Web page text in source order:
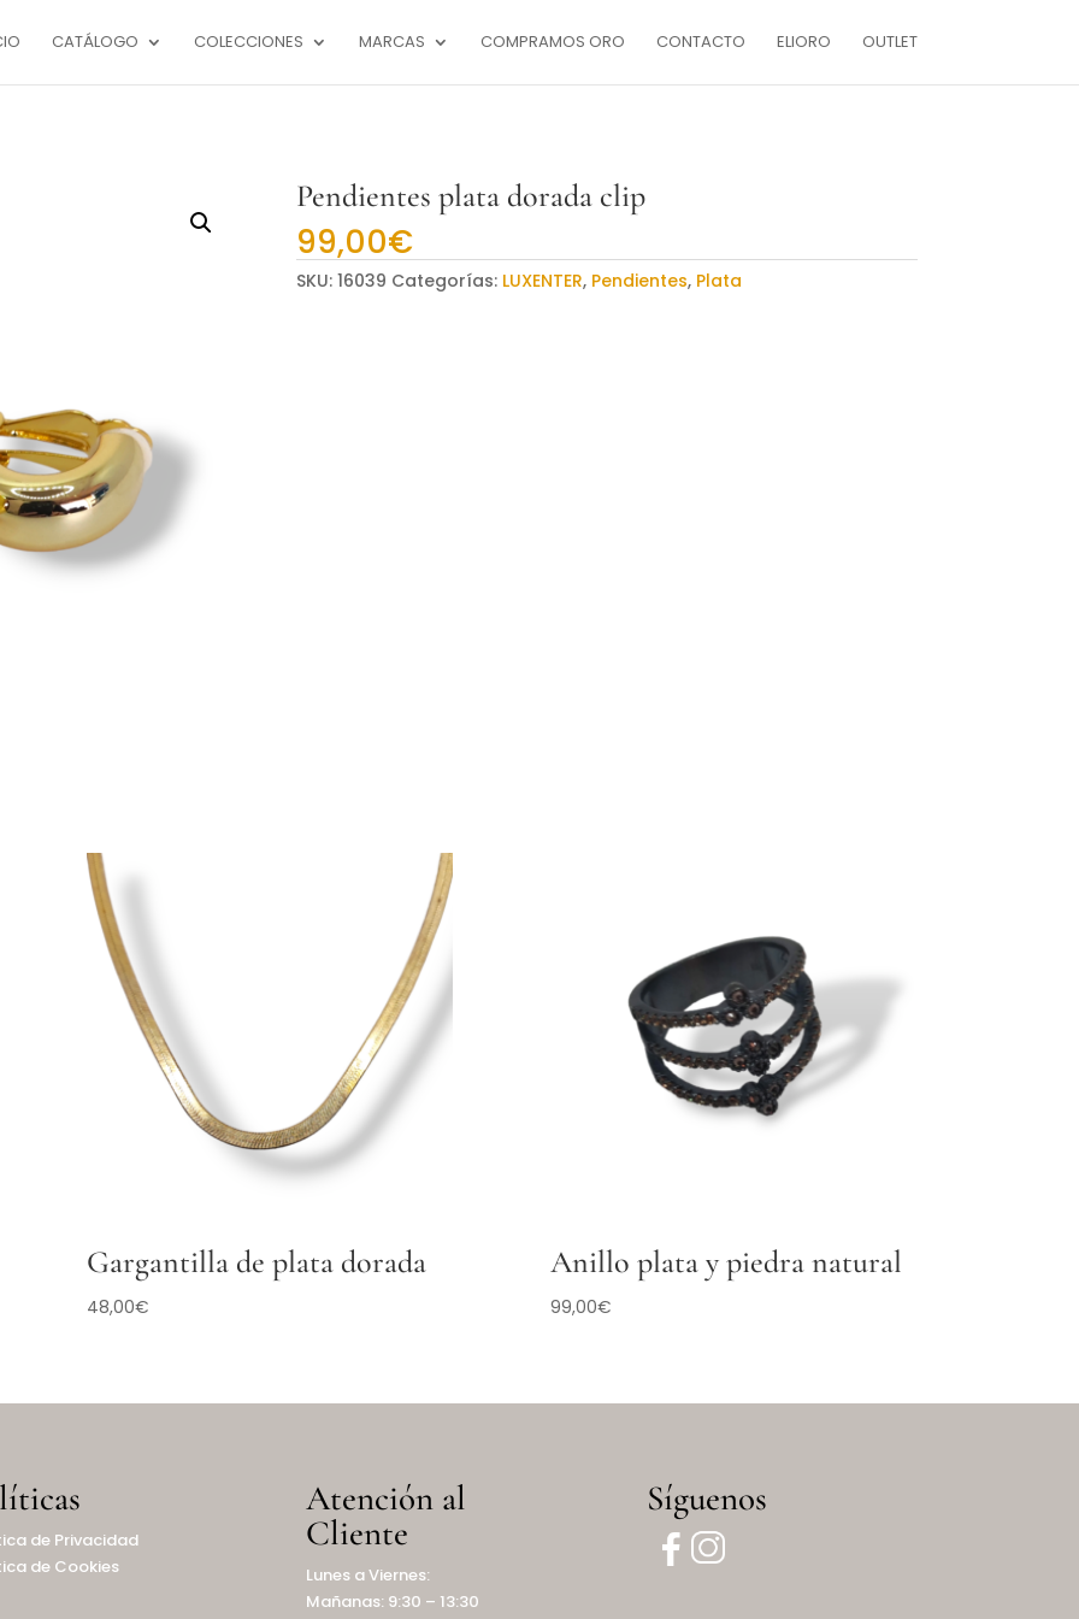
CATÁLOGO COLECCIONES MARCAS COMPRAMOS ORO CONTACTO ELIORO OUTLET
Pendientes plata dorada clip
99,00€
SKU: 16039 Categorías: LUXENTER, Pendientes, Plata
Gargantilla de plata dorada
48,00€
Anillo plata y piedra natural
99,00€
de Privacidad
de Cookies
Atención al
Cliente
Lunes a Viernes:
Mañanas: 9:30 – 13:30
Síguenos